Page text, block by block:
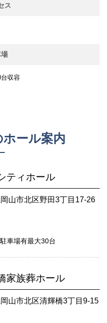
ス
収容
ール案内
ティホール
山市北区野田3丁目17-26
車場有最大30台
家族葬ホール
山市北区清輝橋3丁目9-15